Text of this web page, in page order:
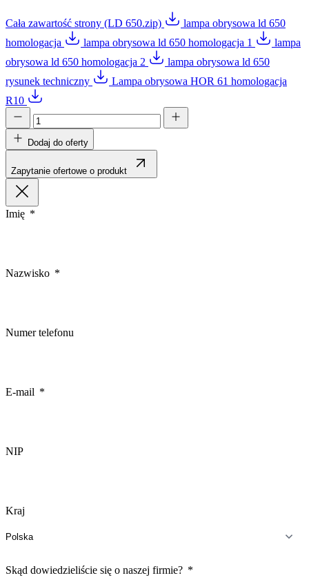
Cała zawartość strony (LD 650.zip)
lampa obrysowa ld 650
homologacja
lampa obrysowa ld 650 homologacja 1
lampa
obrysowa ld 650 homologacja 2
lampa obrysowa ld 650
rysunek techniczny
Lampa obrysowa HOR 61 homologacja
R10
Dodaj do oferty
Zapytanie ofertowe o produkt
Imię
Nazwisko
Numer telefonu
E-mail
NIP
Kraj
Skąd dowiedzieliście się o naszej firmie?